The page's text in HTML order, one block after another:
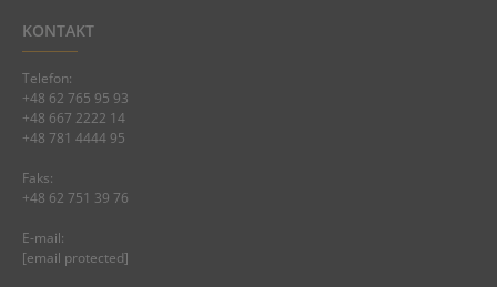
KONTAKT
Telefon:
+48 62 765 95 93
+48 667 2222 14
+48 781 4444 95
Faks:
+48 62 751 39 76
E-mail:
[email protected]